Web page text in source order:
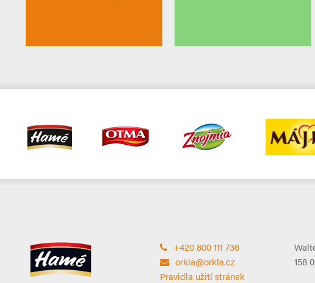
+420 800 111 736
orkla@orkla.cz
Pravidla užití stránek
158